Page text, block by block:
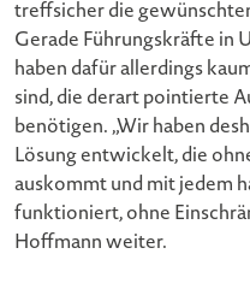
treffsicher die
Gerade Führungskräfte in
haben dafür allerdings
sind, die derart pointierte
benötigen. „Wir haben
Lösung entwickelt, die
auskommt und mit jedem
funktioniert, ohne
Hoffmann weiter.